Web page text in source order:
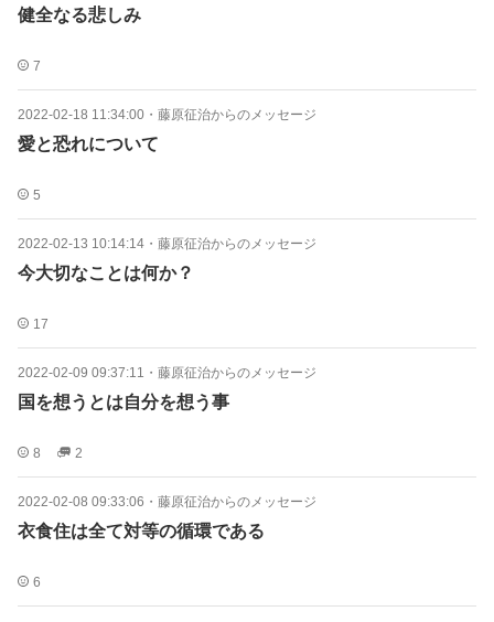
健全なる悲しみ
7
2022-02-18 11:34:00 ・ 藤原征治からのメッセージ
愛と恐れについて
5
2022-02-13 10:14:14 ・ 藤原征治からのメッセージ
今大切なことは何か？
17
2022-02-09 09:37:11 ・ 藤原征治からのメッセージ
国を想うとは自分を想う事
8 2
2022-02-08 09:33:06 ・ 藤原征治からのメッセージ
衣食住は全て対等の循環である
6